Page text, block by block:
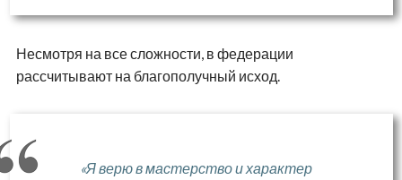
Несмотря на все сложности, в федерации
рассчитывают на благополучный исход.
«Я верю в мастерство и характер